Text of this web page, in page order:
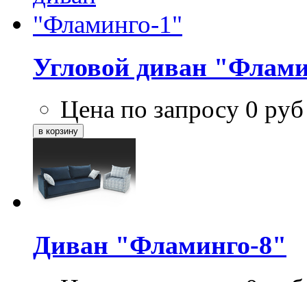
Угловой диван
Цена по запросу 0 руб
Диван "Фламинго-8"